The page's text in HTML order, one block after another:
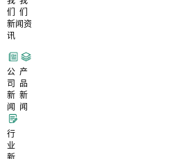
们
们
新闻资
讯
公
司
新
闻
产
品
新
闻
行
业